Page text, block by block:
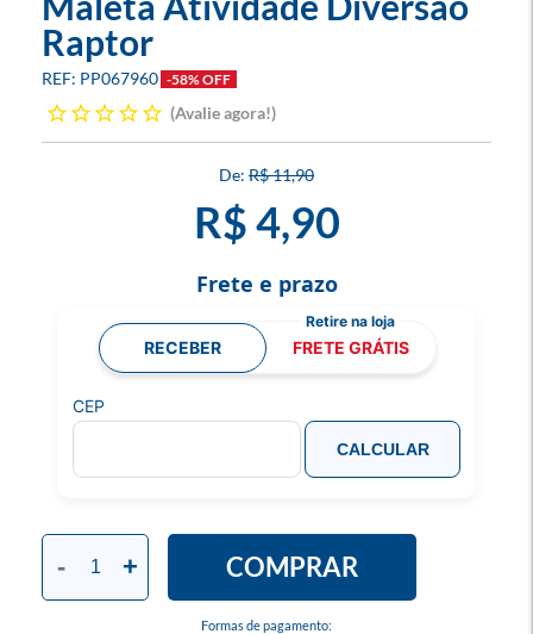
Raptor
PP067960 -58% OFF
Avalie agora!
R$ 11,90
R$ 4,90
Formas de pagamento:
- + COMPRAR
Frete e prazo
RECEBER FRETE GRÁTIS
CEP
CALCULAR